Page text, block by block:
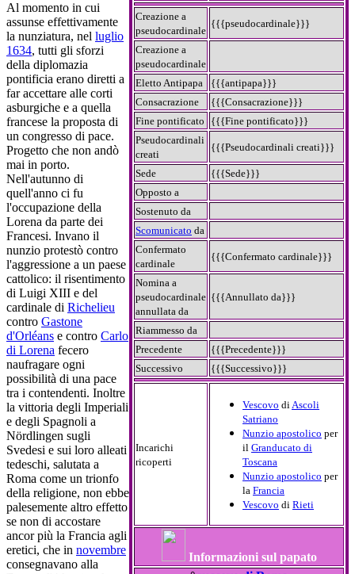
Creazione a
pseudocardinale
{{{pseudocardinale}}}
Creazione a
pseudocardinale
Eletto Antipapa
{{{antipapa}}}
Consacrazione
{{{Consacrazione}}}
Fine pontificato
{{{Fine pontificato}}}
Pseudocardinali
creati
{{{Pseudocardinali creati}}}
Sede
{{{Sede}}}
Opposto a
Sostenuto da
Scomunicato da
Confermato
cardinale
{{{Confermato cardinale}}}
Nomina a
pseudocardinale
annullata da
{{{Annullato da}}}
Riammesso da
Precedente
{{{Precedente}}}
Successivo
{{{Successivo}}}
Incarichi
ricoperti
Vescovo di Ascoli
Satriano
Nunzio apostolico per
il Granducato di
Toscana
Nunzio apostolico per
la Francia
Vescovo di Rieti
Informazioni sul papato
Al momento in cui
assunse effettivamente
la nunziatura, nel luglio
1634, tutti gli sforzi
della diplomazia
pontificia erano diretti a
far accettare alle corti
asburgiche e a quella
francese la proposta di
un congresso di pace.
Progetto che non andò
mai in porto.
Nell'autunno di
quell'anno ci fu
l'occupazione della
Lorena da parte dei
Francesi. Invano il
nunzio protestò contro
l'aggressione a un paese
cattolico: il risentimento
di Luigi XIII e del
cardinale di Richelieu
contro Gastone
d'Orléans e contro Carlo
di Lorena fecero
naufragare ogni
possibilità di una pace
tra i contendenti. Inoltre
la vittoria degli Imperiali
e degli Spagnoli a
Nördlingen sugli
Svedesi e sui loro alleati
tedeschi, salutata a
Roma come un trionfo
della religione, non ebbe
palesemente altro effetto
se non di accostare
ancor più la Francia agli
eretici, che in novembre
consegnavano alla